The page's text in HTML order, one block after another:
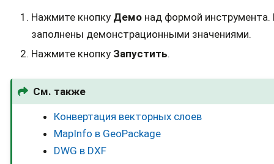
Нажмите кнопку Демо над формой
заполнены демонстрационными значениями.
Нажмите кнопку Запустить.
См. также
Конвертация векторных слоев
MapInfo в GeoPackage
DWG в DXF